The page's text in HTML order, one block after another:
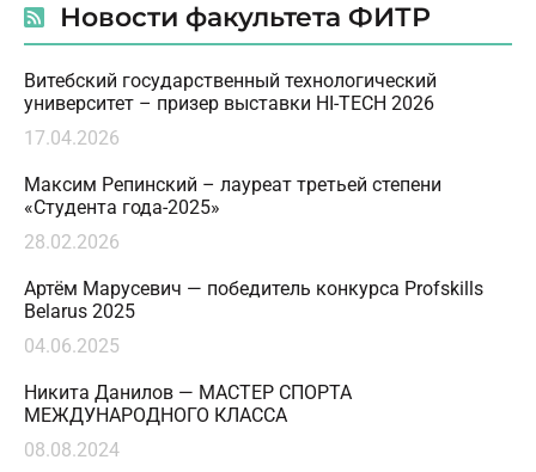
Новости факультета ФИТР
Витебский государственный технологический
университет – призер выставки HI-TECH 2026
17.04.2026
Максим Репинский – лауреат третьей степени
«Студента года-2025»
28.02.2026
Артём Марусевич — победитель конкурса Profskills
Belarus 2025
04.06.2025
Никита Данилов — МАСТЕР СПОРТА
МЕЖДУНАРОДНОГО КЛАССА
08.08.2024